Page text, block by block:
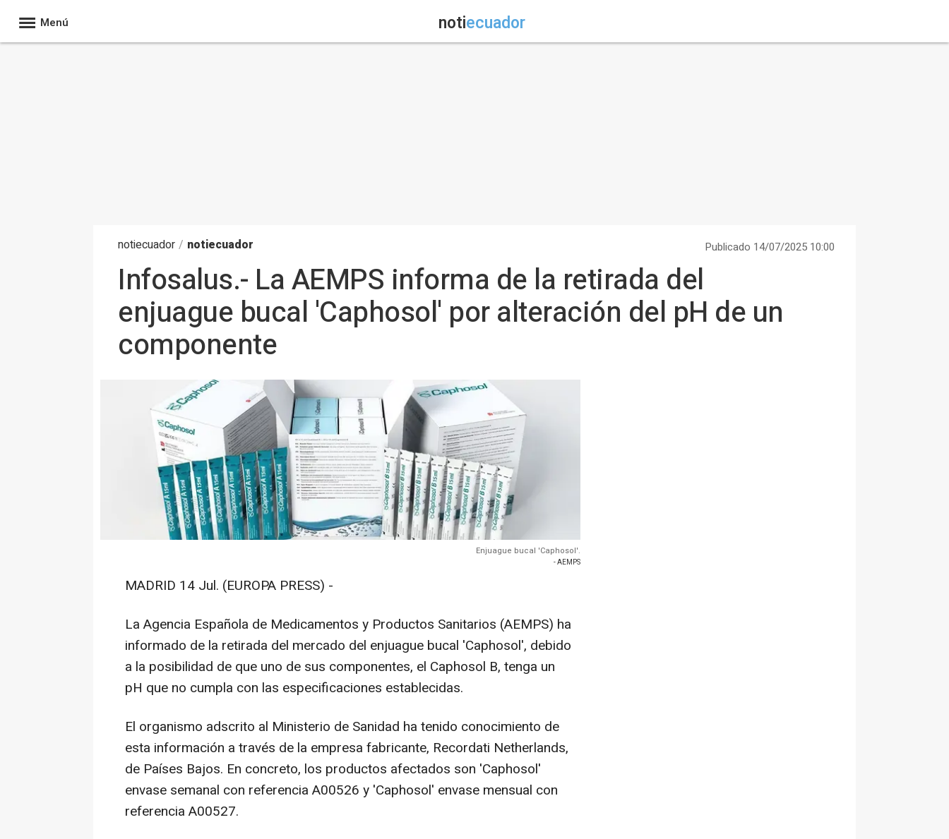
Menú notiecuador
notiecuador / notiecuador Publicado 14/07/2025 10:00
Infosalus.- La AEMPS informa de la retirada del
enjuague bucal 'Caphosol' por alteración del pH de un
componente
Enjuague bucal 'Caphosol'.
- AEMPS
MADRID 14 Jul. (EUROPA PRESS) -
La Agencia Española de Medicamentos y Productos Sanitarios (AEMPS) ha
informado de la retirada del mercado del enjuague bucal 'Caphosol', debido
a la posibilidad de que uno de sus componentes, el Caphosol B, tenga un
pH que no cumpla con las especificaciones establecidas.
El organismo adscrito al Ministerio de Sanidad ha tenido conocimiento de
esta información a través de la empresa fabricante, Recordati Netherlands,
de Países Bajos. En concreto, los productos afectados son 'Caphosol'
envase semanal con referencia A00526 y 'Caphosol' envase mensual con
referencia A00527.